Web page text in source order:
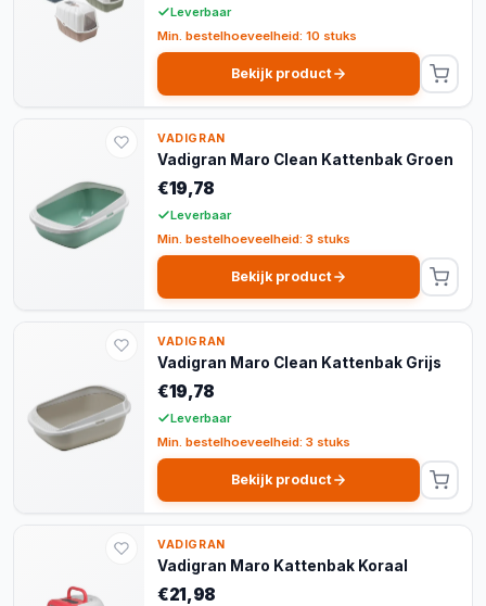
Leverbaar
Min. bestelhoeveelheid: 10 stuks
Bekijk product
VADIGRAN
Vadigran Maro Clean Kattenbak Groen
€19,78
Leverbaar
Min. bestelhoeveelheid: 3 stuks
Bekijk product
VADIGRAN
Vadigran Maro Clean Kattenbak Grijs
€19,78
Leverbaar
Min. bestelhoeveelheid: 3 stuks
Bekijk product
VADIGRAN
Vadigran Maro Kattenbak Koraal
€21,98